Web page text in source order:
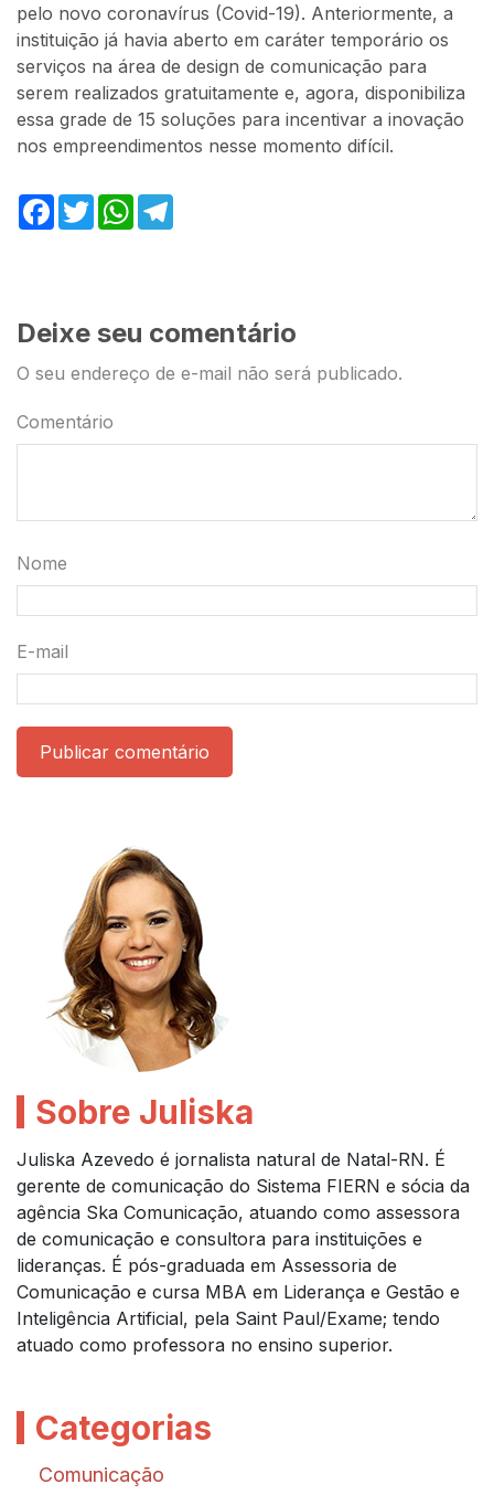
pelo novo coronavírus (Covid-19). Anteriormente, a
instituição já havia aberto em caráter temporário os
serviços na área de design de comunicação para
serem realizados gratuitamente e, agora, disponibiliza
essa grade de 15 soluções para incentivar a inovação
nos empreendimentos nesse momento difícil.
Facebook
Twitter WhatsApp
Deixe seu comentário
O seu endereço de e-mail não será publicado.
Comentário
Nome
E-mail
Publicar comentário
Sobre Juliska
Juliska Azevedo é jornalista natural de Natal-RN. É
gerente de comunicação do Sistema FIERN e sócia da
agência Ska Comunicação, atuando como assessora
de comunicação e consultora para instituições e
lideranças. É pós-graduada em Assessoria de
Comunicação e cursa MBA em Liderança e Gestão e
Inteligência Artificial, pela Saint Paul/Exame; tendo
atuado como professora no ensino superior.
Categorias
Comunicação